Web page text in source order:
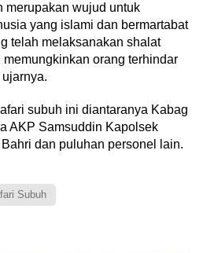
merupakan wujud untuk
yang islami dan bermartabat
telah melaksanakan shalat
orang terhindar
subuh ini diantaranya Kabag
AKP Samsuddin Kapolsek
dan puluhan personel lain.
Subuh